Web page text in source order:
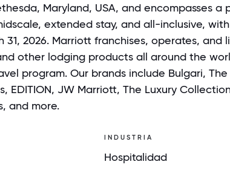
Maryland, USA, and encompasses
extended stay, and all-inclusive,
2026. Marriott franchises, operates, and
other lodging products all around the
program. Our brands include Bulgari,
EDITION, JW Marriott, The Luxury
and more.
INDUSTRIA
Hospitalidad